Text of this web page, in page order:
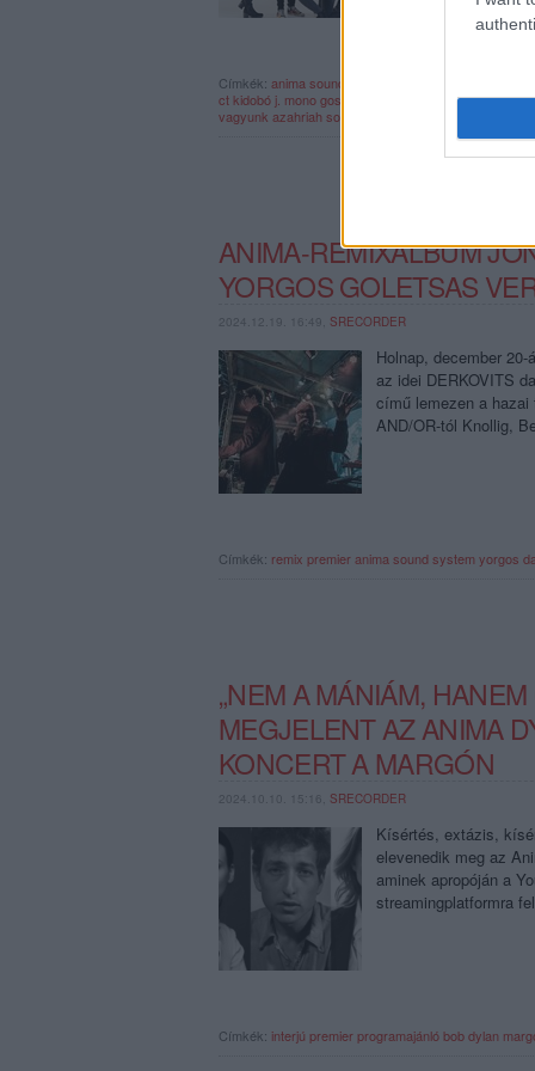
Címkék: anima sound system
ct kidobó j. monogosheven azahriahkidwar
vagyunk azahriah somody
ANIMA-REMIXALBUM
YORGOS GOLETSAS
2024.12.19. 16:49, SRECORDER
Holnap, december
az idei DERKOVITS
című lemezen a hazai
AND/OR-tól Knollig,
Címkék: remix premieranima sound system yorgos
„NEM A MÁNIÁM,
MEGJELENT AZ ANIMA
KONCERT A MARGÓN
2024.10.10. 15:16, SRECORDER
Kísértés, extázis,
elevenedik meg az
aminek apropóján a
streamingplatformra
Címkék: interjú premier programajánló bob dylan